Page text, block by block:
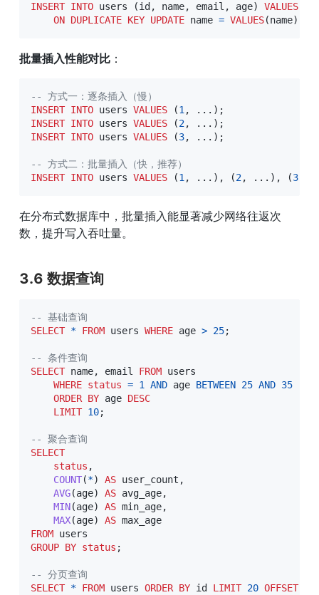
INSERT INTO users (id , name, email , age) VALUES
ON DUPLICATE KEY UPDATE name = VALUES(name)
批量插入性能对比 ：
-- 方式一：逐条插入（慢）
INSERT INTO users VALUES (1, . . . ) ;
INSERT INTO users VALUES (2, . . . ) ;
INSERT INTO users VALUES (3, . . . ) ;
-- 方式二：批量插入（快，推荐）
INSERT INTO users VALUES (1, . . . ) , (2, . . . ) , (3
在分布式数据库中，批量插入能显著减少网络往返次
数，提升写入吞吐量。
3.6 数据查询
-- 基础查询
SELECT * FROM users WHERE age > 25;
-- 条件查询
SELECT name, email FROM users
WHERE status = 1 AND age BETWEEN 25 AND 35
ORDER BY age DESC
LIMIT 10;
-- 聚合查询
SELECT
status ,
COUNT(*) AS user_count ,
AVG(age) AS avg_age,
MIN(age) AS min_age,
MAX(age) AS
FROM
GROUP BY status ;
-- 分页查询
SELECT * FROM users ORDER BY id LIMIT 20 OFFSET